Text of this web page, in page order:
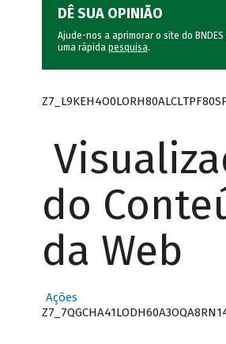
DÊ SUA OPINIÃO
Ajude-nos a aprimorar o site do
uma rápida pesquisa.
do
da Web
Ações